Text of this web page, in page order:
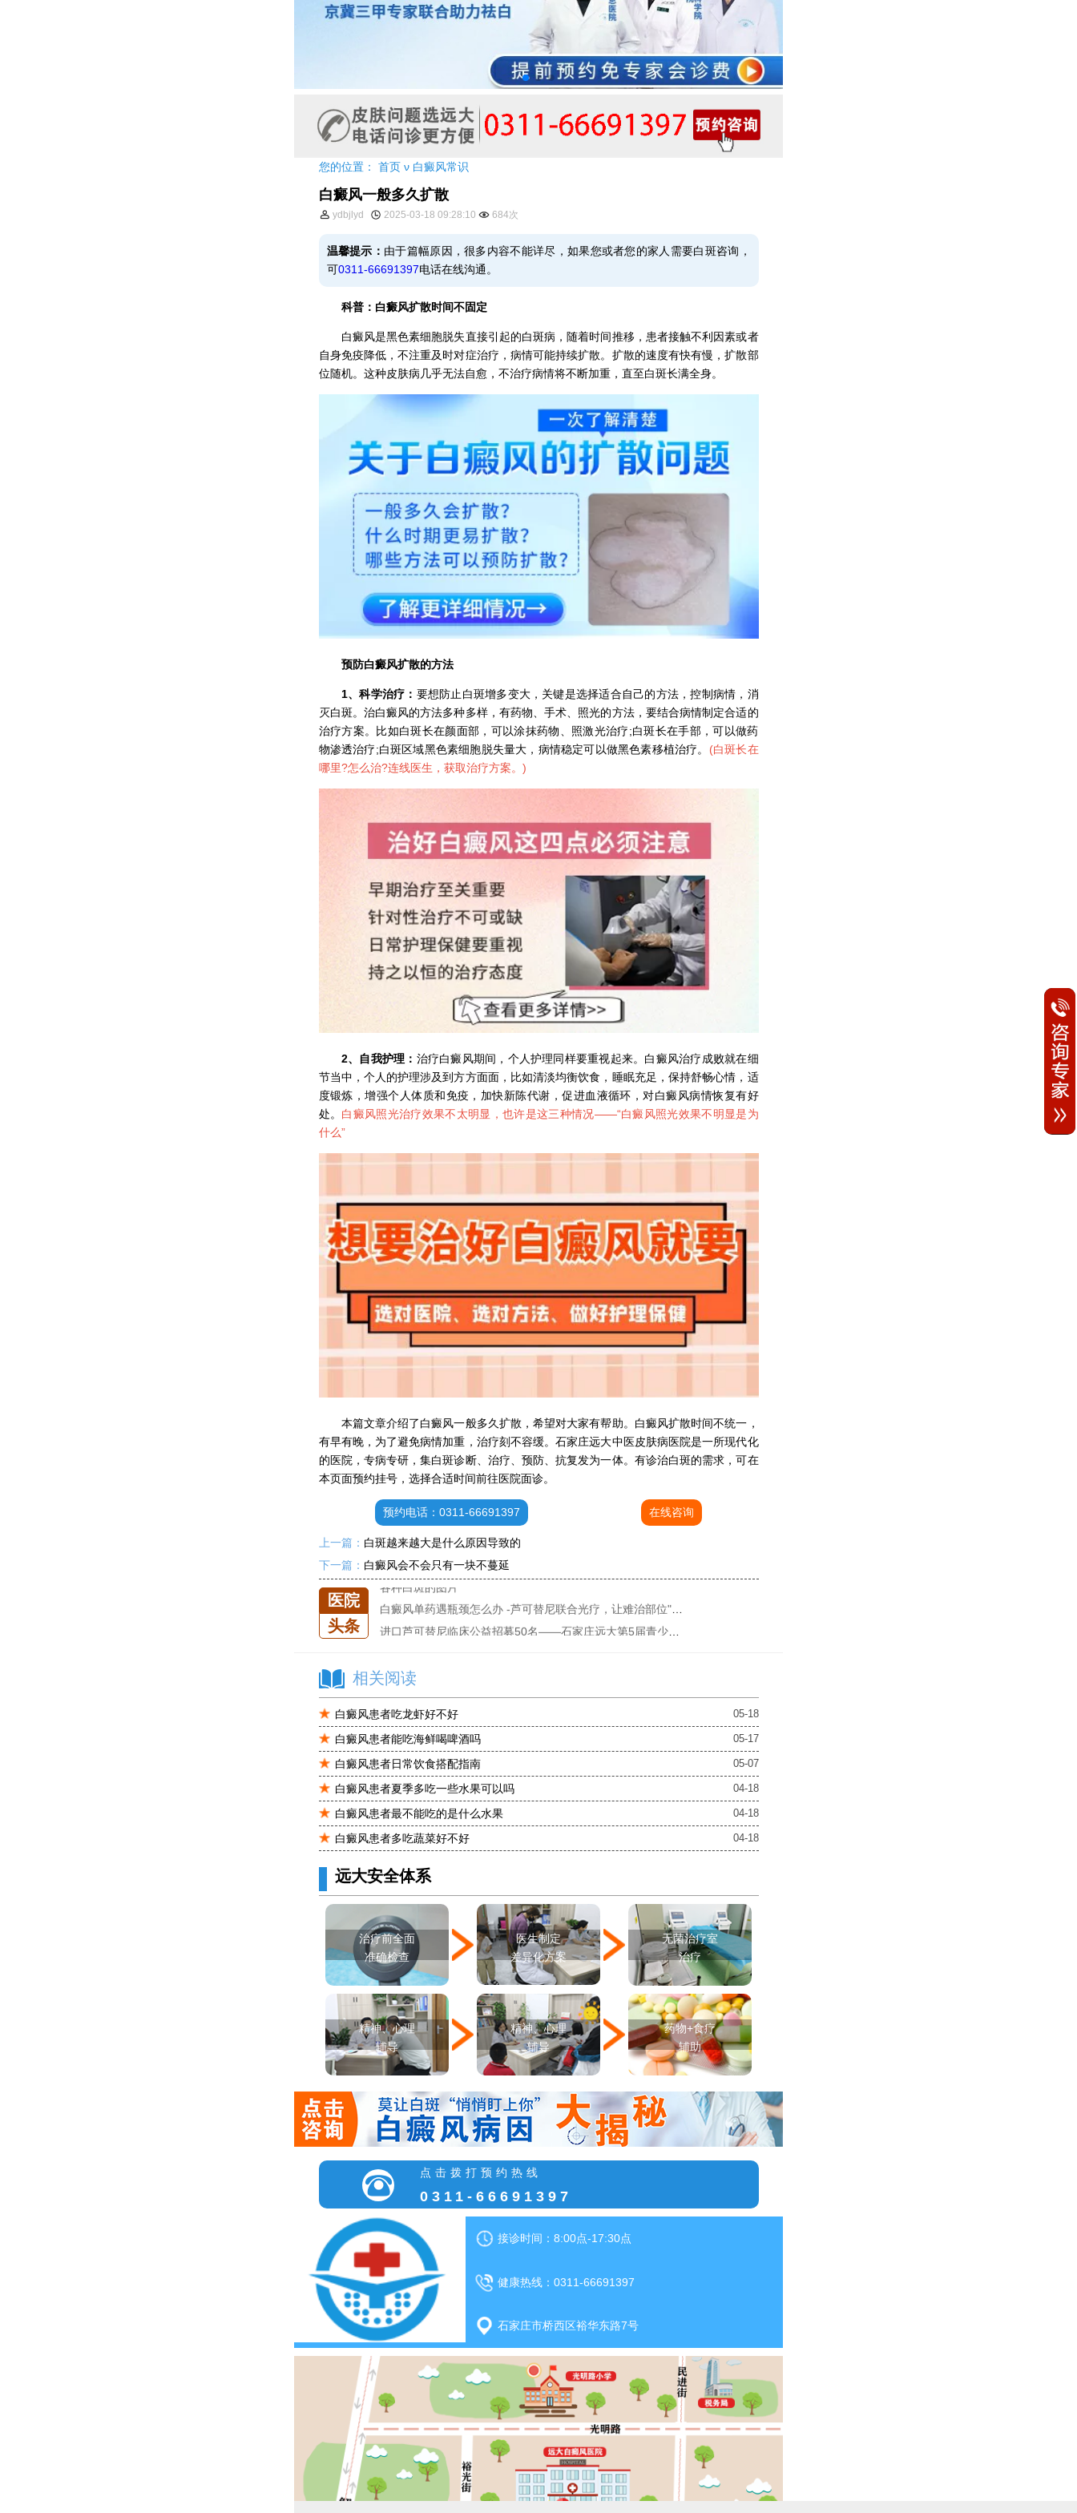
您的位置： 首页ν 白癜风常识
白癜风一般多久扩散
ydbjlyd 2025-03-18 09:28:10 684次
温馨提示： 由于篇幅原因，很多内容不能详尽，如果您或者您的家人需要白斑咨询，
可0311-66691397电话在线沟通。
科普：白癜风扩散时间不固定
白癜风是黑色素细胞脱失直接引起的白斑病，随着时间推移，患者接触不利因素或者
自身免疫降低，不注重及时对症治疗，病情可能持续扩散。扩散的速度有快有慢，扩散部
位随机。这种皮肤病几乎无法自愈，不治疗病情将不断加重，直至白斑长满全身。
预防白癜风扩散的方法
1、科学治疗： 要想防止白斑增多变大，关键是选择适合自己的方法，控制病情，消
灭白斑。治白癜风的方法多种多样，有药物、手术、照光的方法，要结合病情制定合适的
治疗方案。比如白斑长在颜面部，可以涂抹药物、照激光治疗;白斑长在手部，可以做药
物渗透治疗;白斑区域黑色素细胞脱失量大，病情稳定可以做黑色素移植治疗。 (白斑长在
哪里?怎么治?连线医生，获取治疗方案。 )
2、自我护理： 治疗白癜风期间，个人护理同样要重视起来。白癜风治疗成败就在细
节当中，个人的护理涉及到方方面面，比如清淡均衡饮食，睡眠充足，保持舒畅心情，适
度锻炼，增强个人体质和免疫，加快新陈代谢，促进血液循环，对白癜风病情恢复有好
处。 白癜风照光治疗效果不太明显，也许是这三种情况——“白癜风照光效果不明显是为
什么”
本篇文章介绍了白癜风一般多久扩散，希望对大家有帮助。白癜风扩散时间不统一，
有早有晚，为了避免病情加重，治疗刻不容缓。石家庄远大中医皮肤病医院是一所现代化
的医院，专病专研，集白斑诊断、治疗、预防、抗复发为一体。有诊治白斑的需求，可在
本页面预约挂号，选择合适时间前往医院面诊。
预约电话：0311-66691397 在线咨询
上一篇： 白斑越来越大是什么原因导致的
下一篇： 白癜风会不会只有一块不蔓延
医院
头条
石家庄专治白斑医院
治疗白癜风便宜的医院
各种白斑的图片
进口芦可替尼临床公益招募50名——石家庄远大第5届青少年白癜风复色夏令营启动
肚子上有几块白色斑块怎么治
小孩有白斑是怎么回事
石家庄治白癜风的正规医院
石家庄远大中医皮肤医院怎么样
石家庄专治白斑医院
治疗白癜风便宜的医院
各种白斑的图片
白癜风单药遇瓶颈怎么办 -芦可替尼联合光疗，让难治部位"跟上来"
进口芦可替尼临床公益招募50名——石家庄远大第5届青少年白癜风复色夏令营启动
肚子上有几块白色斑块怎么治
相关阅读
白癜风患者吃龙虾好不好 05-18
白癜风患者能吃海鲜喝啤酒吗 05-17
白癜风患者日常饮食搭配指南 05-07
白癜风患者夏季多吃一些水果可以吗 04-18
白癜风患者最不能吃的是什么水果 04-18
白癜风患者多吃蔬菜好不好 04-18
远大安全体系
治疗前全面
准确检查
医生制定
差异化方案
无菌治疗室
治疗
精神、心理
辅导
精神、心理
辅导
药物+食疗
辅助
点击拨打预约热线
0311-66691397
接诊时间：8:00点-17:30点
健康热线：0311-66691397
石家庄市桥西区裕华东路7号